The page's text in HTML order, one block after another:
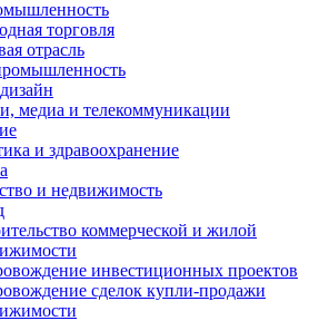
торговля
отрасль
медиа и телекоммуникации
и здравоохранение
и недвижимость
коммерческой и жилой
инвестиционных проектов
сделок купли-продажи